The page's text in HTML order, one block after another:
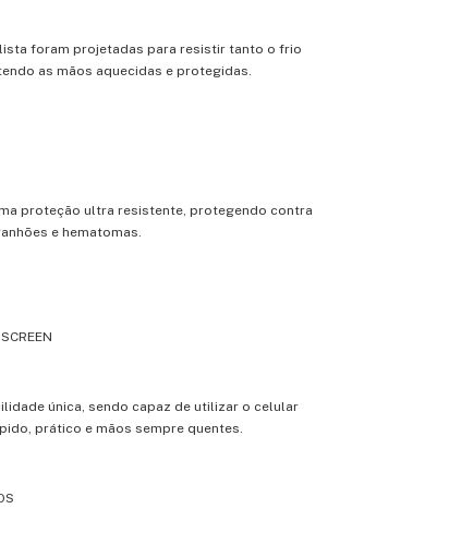
foram projetadas para resistir tanto o frio
as mãos aquecidas e protegidas.
proteção ultra resistente, protegendo contra
e hematomas.
única, sendo capaz de utilizar o celular
prático e mãos sempre quentes.